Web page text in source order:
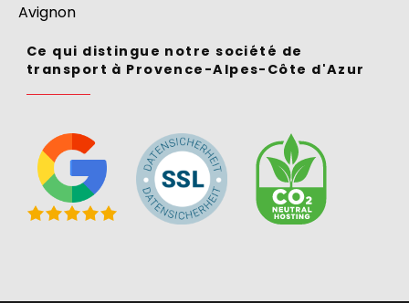
Avignon
Ce qui distingue notre société de
transport à Provence-Alpes-Côte d'Azur